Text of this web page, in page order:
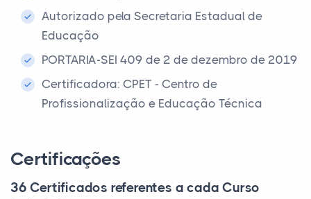
Autorizado pela Secretaria Estadual de
Educação
PORTARIA-SEI 409 de 2 de dezembro de 2019
Certificadora: CPET - Centro de
Profissionalização e Educação Técnica
Certificações
36 Certificados referentes a cada Curso